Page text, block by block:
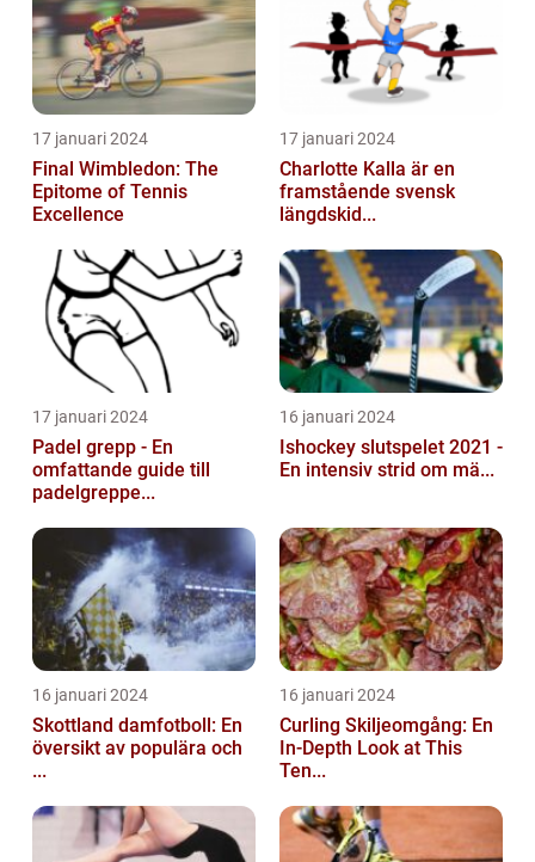
17 januari 2024
Final Wimbledon: The
Epitome of Tennis
Excellence
17 januari 2024
Charlotte Kalla är en
framstående svensk
längdskid...
17 januari 2024
Padel grepp - En
omfattande guide till
padelgreppe...
16 januari 2024
Ishockey slutspelet 2021 -
En intensiv strid om mä...
16 januari 2024
Skottland damfotboll: En
översikt av populära och
...
16 januari 2024
Curling Skiljeomgång: En
In-Depth Look at This
Ten...